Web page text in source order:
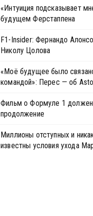
«Интуиция подсказывает
будущем Ферстаппена
F1-Insider: Фернандо
Николу Цолова
«Моё будущее было
командой»: Перес — об
Фильм о Формуле 1 должен
продолжение
Миллионы отступных и
известны условия ухода